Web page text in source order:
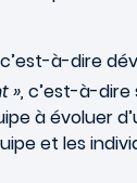
c’est-à-dire
», c’est-à-dire
à évoluer
et les